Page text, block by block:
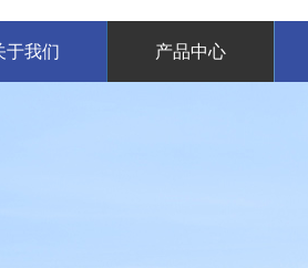
于我们 产品中心